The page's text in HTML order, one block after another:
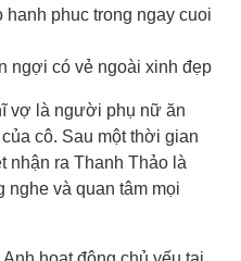
ngợi có vẻ ngoài xinh đẹp
vợ là người phụ nữ ăn
cô. Sau một thời gian
nhận ra Thanh Thảo là
nghe và quan tâm mọi